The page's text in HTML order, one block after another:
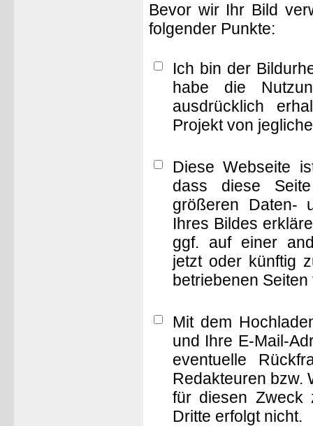
Bevor wir Ihr Bild
folgender Punkte:
Ich bin der
habe die
ausdrücklich
Projekt von
Diese Webseite
dass diese
größeren Daten-
Ihres Bildes
ggf. auf einer
jetzt oder künftig
betriebenen
Mit dem
und Ihre E-Mail-
eventuelle
Redakteuren bzw.
für diesen Zweck
Dritte erfolgt nicht.